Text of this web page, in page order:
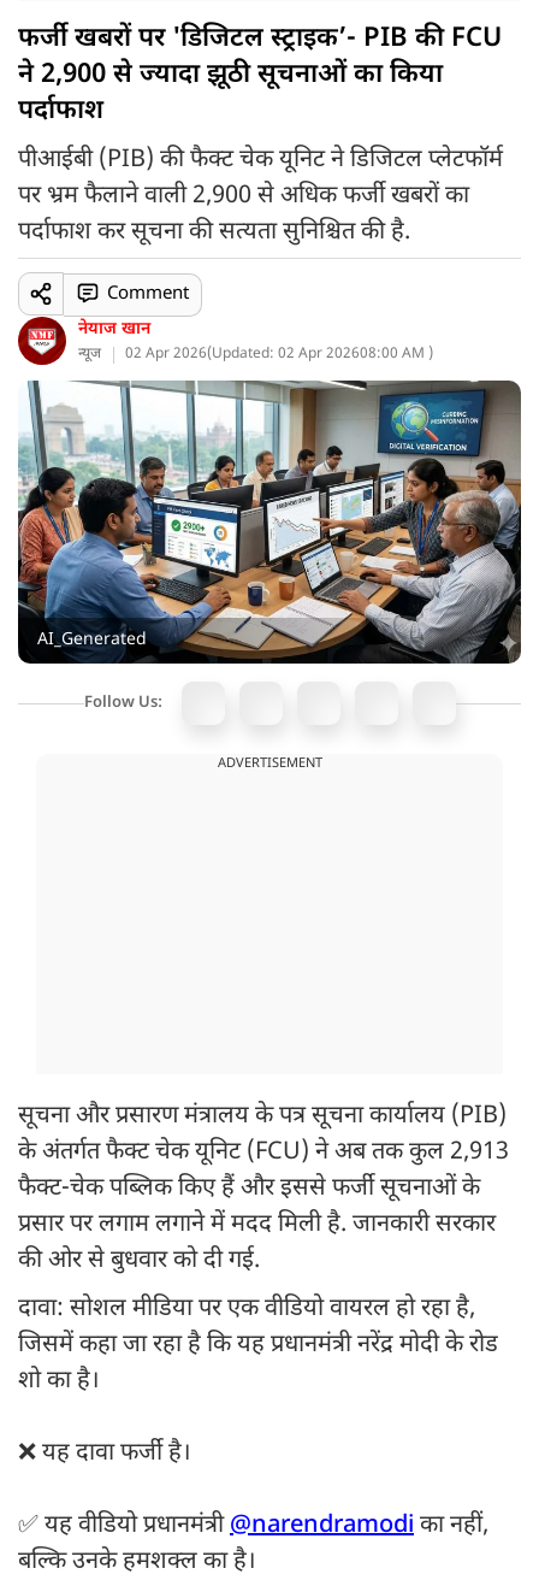
फर्जी खबरों पर 'डिजिटल स्ट्राइक’- PIB की FCU
ने 2,900 से ज्यादा झूठी सूचनाओं का किया
पर्दाफाश
पीआईबी (PIB) की फैक्ट चेक यूनिट ने डिजिटल प्लेटफॉर्म
पर भ्रम फैलाने वाली 2,900 से अधिक फर्जी खबरों का
पर्दाफाश कर सूचना की सत्यता सुनिश्चित की है.
नेयाज खान
न्यूज 02 Apr 2026(Updated: 02 Apr 202608:00 AM )
Comment
AI_Generated
Follow Us:
ADVERTISEMENT
सूचना और प्रसारण मंत्रालय के पत्र सूचना कार्यालय (PIB)
के अंतर्गत फैक्ट चेक यूनिट (FCU) ने अब तक कुल 2,913
फैक्ट-चेक पब्लिक किए हैं और इससे फर्जी सूचनाओं के
प्रसार पर लगाम लगाने में मदद मिली है. जानकारी सरकार
की ओर से बुधवार को दी गई.
दावा: सोशल मीडिया पर एक वीडियो वायरल हो रहा है,
जिसमें कहा जा रहा है कि यह प्रधानमंत्री नरेंद्र मोदी के रोड
शो का है।
❌ यह दावा फर्जी है।
✅ यह वीडियो प्रधानमंत्री@narendramodiका नहीं,
बल्कि उनके हमशक्ल का है।